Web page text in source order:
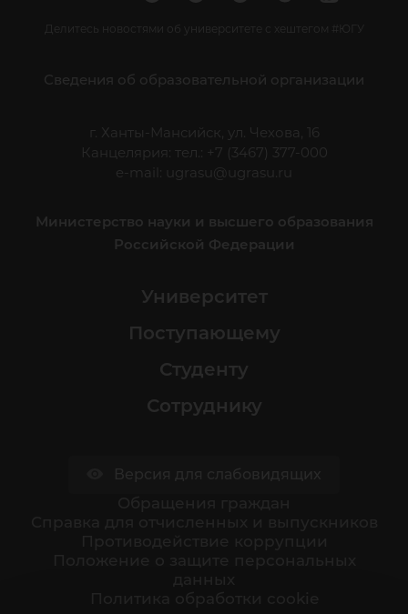
Делитесь новостями об университете с хештегом #ЮГУ
Сведения об образовательной организации
г. Ханты-Мансийск, ул. Чехова, 16
Канцелярия: тел.: +7 (3467) 377-000
e-mail:
ugrasu@ugrasu.ru
Министерство науки и высшего образования
Российской Федерации
Университет
Поступающему
Студенту
Сотруднику